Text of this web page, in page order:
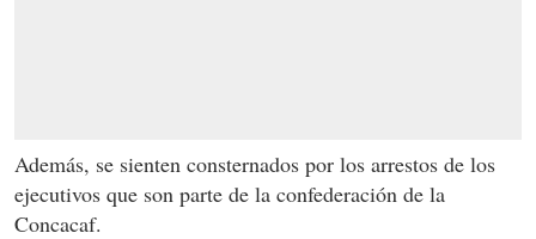
Además, se sienten consternados por los arrestos de los
ejecutivos que son parte de la confederación de la
Concacaf.